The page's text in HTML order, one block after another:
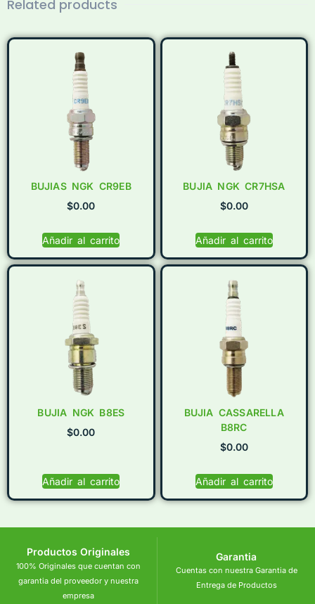
Related products
BUJIAS NGK CR9EB
$0.00
Añadir al carrito
BUJIA NGK CR7HSA
$0.00
Añadir al carrito
BUJIA NGK B8ES
$0.00
Añadir al carrito
BUJIA CASSARELLA
B8RC
$0.00
Añadir al carrito
Productos Originales
100% Originales que cuentan con
garantia del proveedor y nuestra
empresa
Garantia
Cuentas con nuestra Garantia de
Entrega de Productos